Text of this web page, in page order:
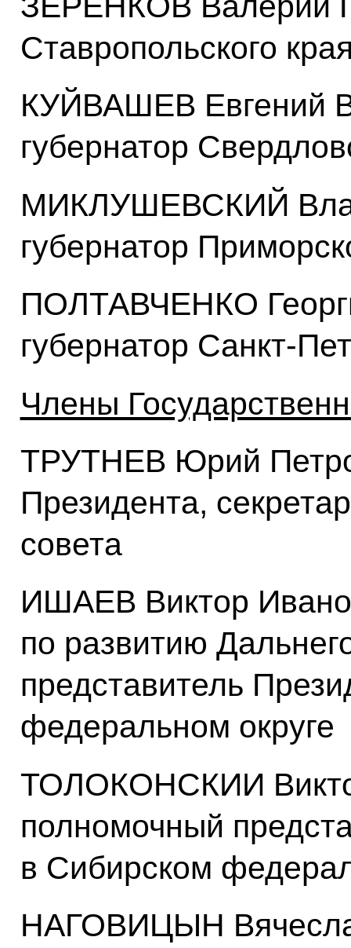
Ставропольского
КУЙВАШЕВ Евгений
губернатор
МИКЛУШЕВСКИЙ
губернатор
ПОЛТАВЧЕНКО
губернатор Санкт-
Члены
ТРУТНЕВ Юрий
Президента,
совета
ИШАЕВ Виктор
по развитию
представитель
федеральном округе
ТОЛОКОНСКИИ
полномочный
в Сибирском
НАГОВИЦЫН